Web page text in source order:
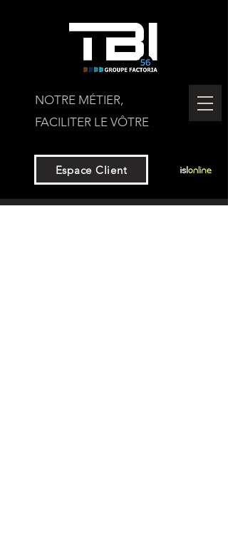
NOTRE MÉTIER,
FACILITER LE VÔTRE
Espace Client